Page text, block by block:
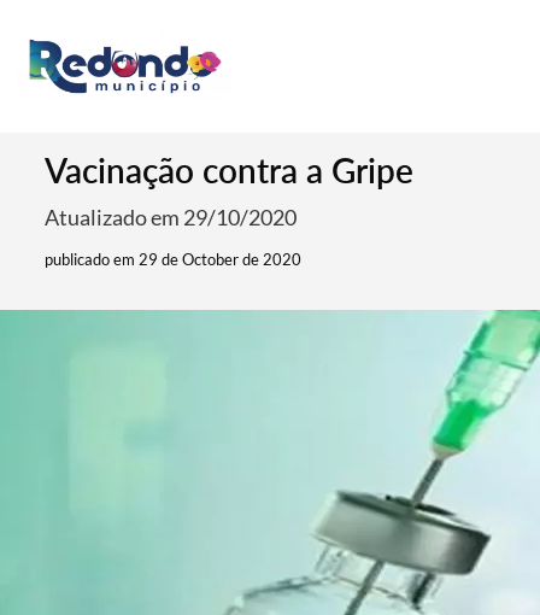
Vacinação contra a Gripe
Atualizado em 29/10/2020
publicado em 29 de October de 2020